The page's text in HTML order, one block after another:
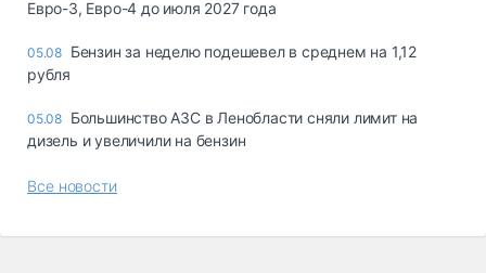
Евро-3, Евро-4 до июля 2027 года
05.08 Бензин за неделю подешевел в среднем на 1,12
рубля
05.08 Большинство АЗС в Ленобласти сняли лимит на
дизель и увеличили на бензин
Все новости